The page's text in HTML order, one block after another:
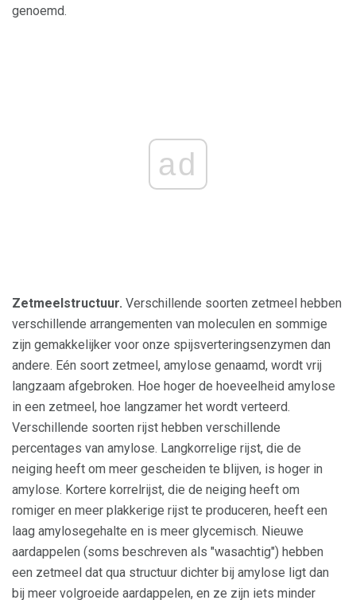
genoemd.
ad
Zetmeelstructuur. Verschillende soorten zetmeel hebben
verschillende arrangementen van moleculen en sommige
zijn gemakkelijker voor onze spijsverteringsenzymen dan
andere. Eén soort zetmeel, amylose genaamd, wordt vrij
langzaam afgebroken. Hoe hoger de hoeveelheid amylose
in een zetmeel, hoe langzamer het wordt verteerd.
Verschillende soorten rijst hebben verschillende
percentages van amylose. Langkorrelige rijst, die de
neiging heeft om meer gescheiden te blijven, is hoger in
amylose. Kortere korrelrijst, die de neiging heeft om
romiger en meer plakkerige rijst te produceren, heeft een
laag amylosegehalte en is meer glycemisch. Nieuwe
aardappelen (soms beschreven als "wasachtig") hebben
een zetmeel dat qua structuur dichter bij amylose ligt dan
bij meer volgroeide aardappelen, en ze zijn iets minder